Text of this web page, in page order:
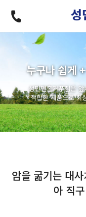
누구나 쉽게
성민맨홀거푸집은
적합한 제품으로 최
암을 굶기는 대
아 직